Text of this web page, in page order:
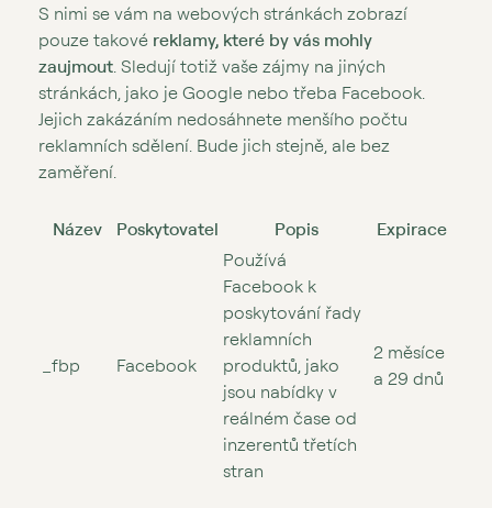
S nimi se vám na webových stránkách zobrazí
pouze takové reklamy, které by vás mohly
zaujmout . Sledují totiž vaše zájmy na jiných
stránkách, jako je Google nebo třeba Facebook.
Jejich zakázáním nedosáhnete menšího počtu
reklamních sdělení. Bude jich stejně, ale bez
zaměření.
Název Poskytovatel Popis Expirace
_fbp Facebook
Používá
Facebook k
poskytování řady
reklamních
produktů, jako
jsou nabídky v
reálném čase od
inzerentů třetích
stran
2 měsíce
a 29 dnů